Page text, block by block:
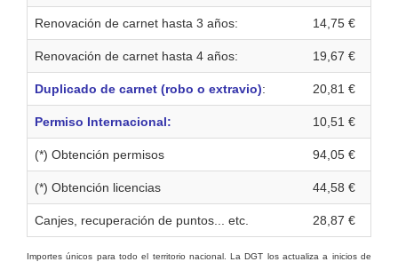
Renovación de carnet hasta 3 años: 14,75 €
Renovación de carnet hasta 4 años: 19,67 €
Duplicado de carnet (robo o extravio): 20,81 €
Permiso Internacional: 10,51 €
(*) Obtención permisos 94,05 €
(*) Obtención licencias 44,58 €
Canjes, recuperación de puntos... etc. 28,87 €
Importes únicos para todo el territorio nacional. La DGT los actualiza a inicios de